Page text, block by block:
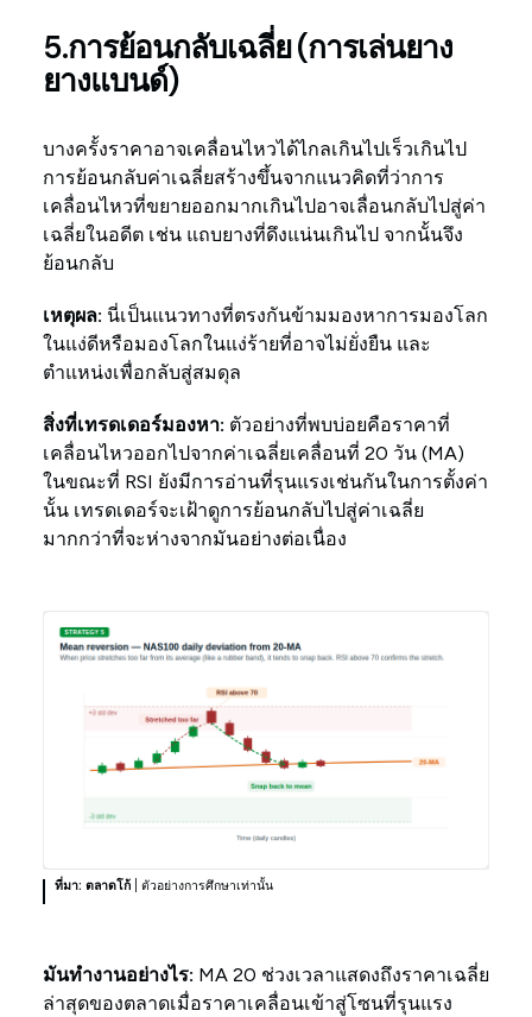
5.การย้อนกลับเฉลี่ย (การเล่นยาง
ยางแบนด์)
บางครั้งราคาอาจเคลื่อนไหวได้ไกลเกินไปเร็วเกินไป
การย้อนกลับค่าเฉลี่ยสร้างขึ้นจากแนวคิดที่ว่าการ
เคลื่อนไหวที่ขยายออกมากเกินไปอาจเลื่อนกลับไปสู่ค่า
เฉลี่ยในอดีต เช่น แถบยางที่ดึงแน่นเกินไป จากนั้นจึง
ย้อนกลับ
เหตุผล: นี่เป็นแนวทางที่ตรงกันข้ามมองหาการมองโลก
ในแง่ดีหรือมองโลกในแง่ร้ายที่อาจไม่ยั่งยืน และ
ตำแหน่งเพื่อกลับสู่สมดุล
สิ่งที่เทรดเดอร์มองหา: ตัวอย่างที่พบบ่อยคือราคาที่
เคลื่อนไหวออกไปจากค่าเฉลี่ยเคลื่อนที่ 20 วัน (MA)
ในขณะที่ RSI ยังมีการอ่านที่รุนแรงเช่นกันในการตั้งค่า
นั้น เทรดเดอร์จะเฝ้าดูการย้อนกลับไปสู่ค่าเฉลี่ย
มากกว่าที่จะห่างจากมันอย่างต่อเนื่อง
ที่มา: ตลาดโก้| ตัวอย่างการศึกษาเท่านั้น
มันทำงานอย่างไร: MA 20 ช่วงเวลาแสดงถึงราคาเฉลี่ย
ล่าสุดของตลาดเมื่อราคาเคลื่อนเข้าสู่โซนที่รุนแรง